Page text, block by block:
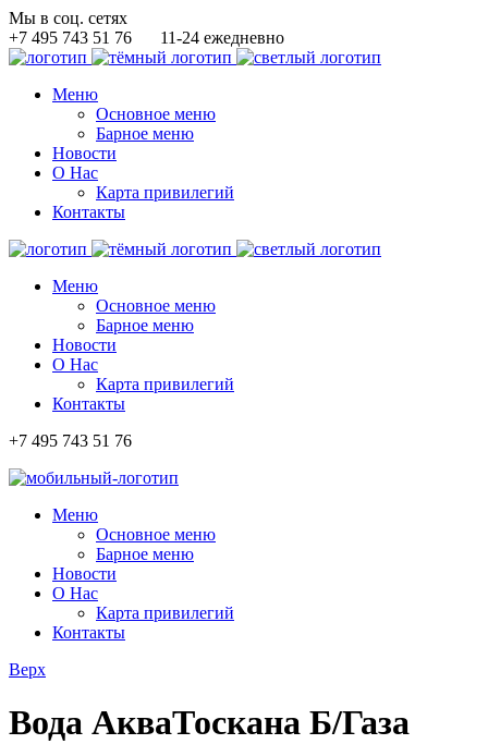
Мы в соц. сетях
+7 495 743 51 76
11-24 ежедневно
Меню
Основное меню
Барное меню
Новости
О Нас
Карта привилегий
Контакты
Меню
Основное меню
Барное меню
Новости
О Нас
Карта привилегий
Контакты
+7 495 743 51 76
Меню
Основное меню
Барное меню
Новости
О Нас
Карта привилегий
Контакты
Верх
Вода АкваТоскана Б/Газа